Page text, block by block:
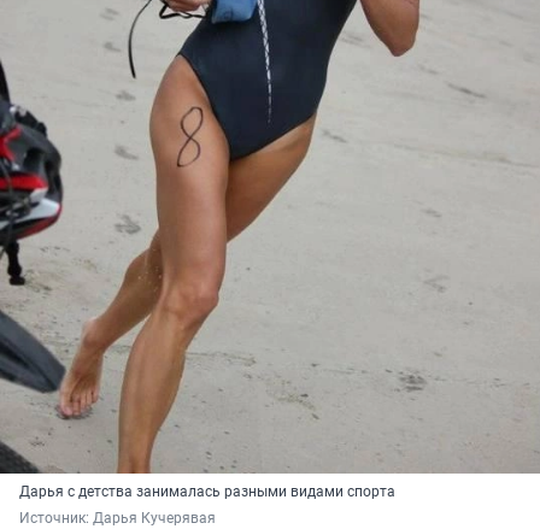
Дарья с детства занималась разными видами спорта
Источник: Дарья Кучерявая